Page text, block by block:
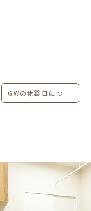
GWの休診日について